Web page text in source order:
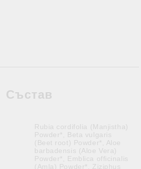
Състав
Rubia cordifolia (Manjistha)
Powder*, Beta vulgaris
(Beet root) Powder*, Aloe
barbadensis (Aloe Vera)
Powder*, Emblica officinalis
(Amla) Powder*, Ziziphus